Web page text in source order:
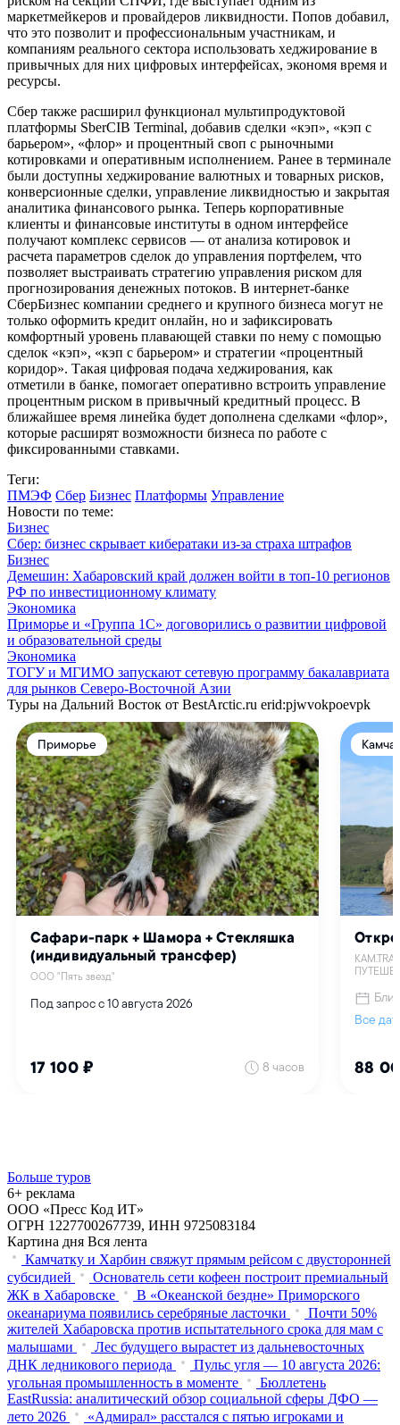
маркетмейкеров и провайдеров ликвидности. Попов добавил,
что это позволит и профессиональным участникам, и
компаниям реального сектора использовать хеджирование в
привычных для них цифровых интерфейсах, экономя время и
ресурсы.
Сбер также расширил функционал мультипродуктовой
платформы SberCIB Terminal, добавив сделки «кэп», «кэп с
барьером», «флор» и процентный своп с рыночными
котировками и оперативным исполнением. Ранее в терминале
были доступны хеджирование валютных и товарных рисков,
конверсионные сделки, управление ликвидностью и закрытая
аналитика финансового рынка. Теперь корпоративные
клиенты и финансовые институты в одном интерфейсе
получают комплекс сервисов — от анализа котировок и
расчета параметров сделок до управления портфелем, что
позволяет выстраивать стратегию управления риском для
прогнозирования денежных потоков. В интернет-банке
СберБизнес компании среднего и крупного бизнеса могут не
только оформить кредит онлайн, но и зафиксировать
комфортный уровень плавающей ставки по нему с помощью
сделок «кэп», «кэп с барьером» и стратегии «процентный
коридор». Такая цифровая подача хеджирования, как
отметили в банке, помогает оперативно встроить управление
процентным риском в привычный кредитный процесс. В
ближайшее время линейка будет дополнена сделками «флор»,
которые расширят возможности бизнеса по работе с
фиксированными ставками.
Теги:
ПМЭФ Сбер Бизнес Платформы Управление
Новости по теме:
Бизнес
Сбер: бизнес скрывает кибератаки из‑за страха штрафов
Бизнес
Демешин: Хабаровский край должен войти в топ-10 регионов
РФ по инвестиционному климату
Экономика
Приморье и «Группа 1С» договорились о развитии цифровой
и образовательной среды
Экономика
ТОГУ и МГИМО запускают сетевую программу бакалавриата
для рынков Северо-Восточной Азии
Туры на Дальний Восток от BestArctic.ru erid:pjwvokpoevpk
Больше туров
6+ реклама
ООО «Пресс Код ИТ»
ОГРН 1227700267739, ИНН 9725083184
Картина дня Вся лента
Камчатку и Харбин свяжут прямым рейсом с двусторонней
субсидией
Основатель сети кофеен построит премиальный
ЖК в Хабаровске
В «Океанской бездне» Приморского
океанариума появились серебряные ласточки
Почти 50%
жителей Хабаровска против испытательного срока для мам с
малышами
Лес будущего вырастет из дальневосточных
ДНК ледникового периода
Пульс угля — 10 августа 2026:
угольная промышленность в моменте
Бюллетень
EastRussia: аналитический обзор социальной сферы ДФО —
лето 2026
«Адмирал» расстался с пятью игроками и